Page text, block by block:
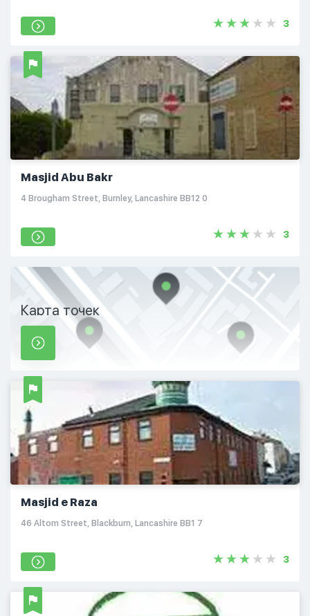
3
Masjid Abu Bakr
4 Brougham Street, Burnley, Lancashire BB12 0
3
Карта точек
Masjid e Raza
46 Altom Street, Blackburn, Lancashire BB1 7
3